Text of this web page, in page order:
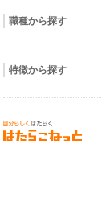
職種から探す
特徴から探す